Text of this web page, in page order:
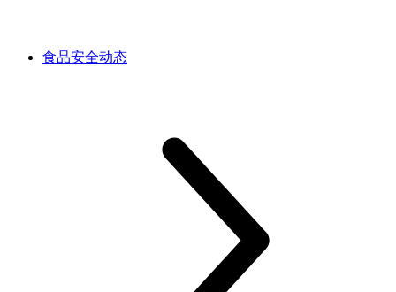
食品安全动态